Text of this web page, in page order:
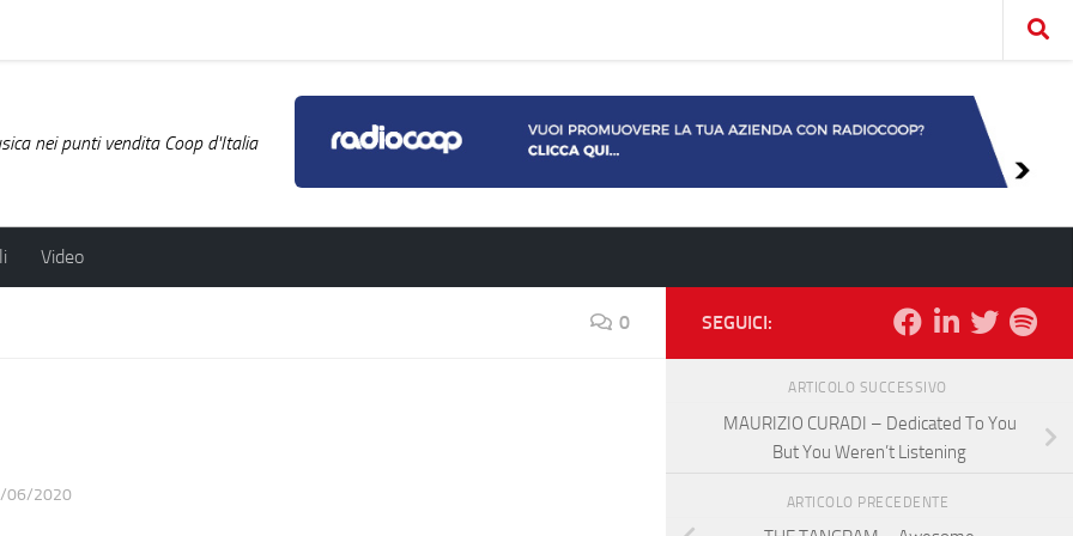
nei punti vendita Coop d'Italia
Video
0
06/2020
SEGUICI:
ARTICOLO SUCCESSIVO
MAURIZIO CURADI – Dedicated To You
But You Weren’t Listening
ARTICOLO PRECEDENTE